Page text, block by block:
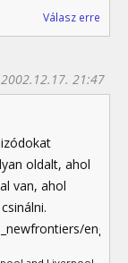
Válasz erre
2002.12.17. 21:47
oldalt, ahol
van, ahol